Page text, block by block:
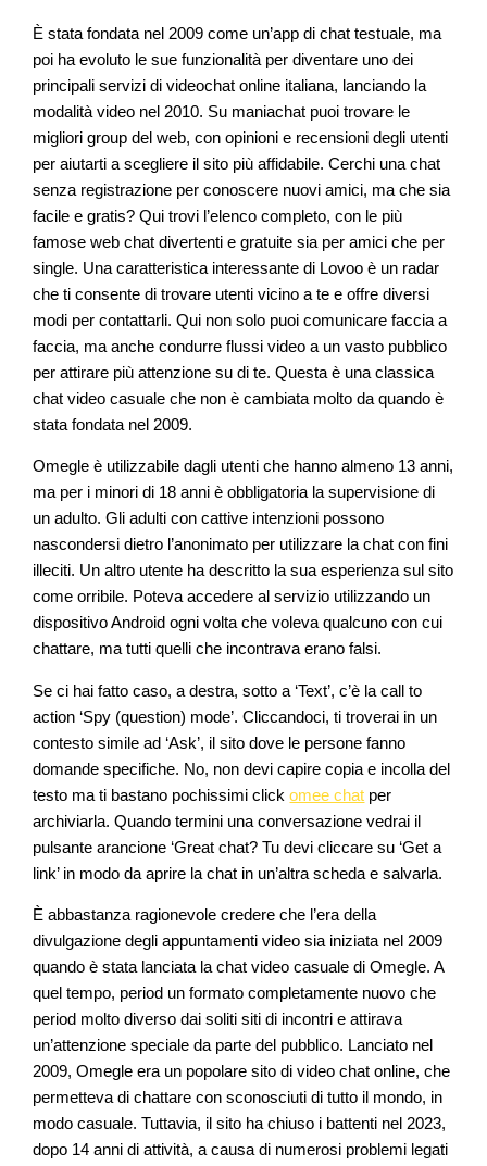
È stata fondata nel 2009 come un’app di chat testuale, ma
poi ha evoluto le sue funzionalità per diventare uno dei
principali servizi di videochat online italiana, lanciando la
modalità video nel 2010. Su maniachat puoi trovare le
migliori group del web, con opinioni e recensioni degli utenti
per aiutarti a scegliere il sito più affidabile. Cerchi una chat
senza registrazione per conoscere nuovi amici, ma che sia
facile e gratis? Qui trovi l’elenco completo, con le più
famose web chat divertenti e gratuite sia per amici che per
single. Una caratteristica interessante di Lovoo è un radar
che ti consente di trovare utenti vicino a te e offre diversi
modi per contattarli. Qui non solo puoi comunicare faccia a
faccia, ma anche condurre flussi video a un vasto pubblico
per attirare più attenzione su di te. Questa è una classica
chat video casuale che non è cambiata molto da quando è
stata fondata nel 2009.
Omegle è utilizzabile dagli utenti che hanno almeno 13 anni,
ma per i minori di 18 anni è obbligatoria la supervisione di
un adulto. Gli adulti con cattive intenzioni possono
nascondersi dietro l’anonimato per utilizzare la chat con fini
illeciti. Un altro utente ha descritto la sua esperienza sul sito
come orribile. Poteva accedere al servizio utilizzando un
dispositivo Android ogni volta che voleva qualcuno con cui
chattare, ma tutti quelli che incontrava erano falsi.
Se ci hai fatto caso, a destra, sotto a ‘Text’, c’è la call to
action ‘Spy (question) mode’. Cliccandoci, ti troverai in un
contesto simile ad ‘Ask’, il sito dove le persone fanno
domande specifiche. No, non devi capire copia e incolla del
testo ma ti bastano pochissimi clickomee chat per
archiviarla. Quando termini una conversazione vedrai il
pulsante arancione ‘Great chat? Tu devi cliccare su ‘Get a
link’ in modo da aprire la chat in un’altra scheda e salvarla.
È abbastanza ragionevole credere che l’era della
divulgazione degli appuntamenti video sia iniziata nel 2009
quando è stata lanciata la chat video casuale di Omegle. A
quel tempo, period un formato completamente nuovo che
period molto diverso dai soliti siti di incontri e attirava
un’attenzione speciale da parte del pubblico. Lanciato nel
2009, Omegle era un popolare sito di video chat online, che
permetteva di chattare con sconosciuti di tutto il mondo, in
modo casuale. Tuttavia, il sito ha chiuso i battenti nel 2023,
dopo 14 anni di attività, a causa di numerosi problemi legati